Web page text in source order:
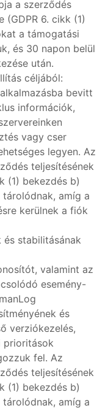
a szerződés
(GDPR 6. cikk (1)
a támogatási
és 30 napon belül
után.
céljából:
bevitt
információk,
vagy cser
legyen. Az
teljesítésének
(1) bekezdés b)
amíg a
kerülnek a fiók
és stabilitásának
valamint az
esemény-
és
verziókezelés,
prioritások
fel. Az
teljesítésének
(1) bekezdés b)
amíg a